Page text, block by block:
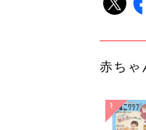
赤ちゃ